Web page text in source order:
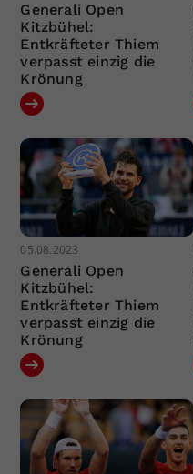
Generali Open
Kitzbühel:
Entkräfteter Thiem
verpasst einzig die
Krönung
05.08.2023
Generali Open
Kitzbühel:
Entkräfteter Thiem
verpasst einzig die
Krönung